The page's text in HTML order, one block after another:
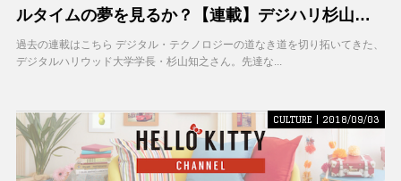
ルタイムの夢を見るか？【連載】デジハリ杉山学
長のデジタル・ジャーニー(4)
過去の連載はこちら デジタル・テクノロジーの道なき道を切り拓いてきた、
デジタルハリウッド大学学長・杉山知之さん。先達な...
CULTURE | 2018/09/03